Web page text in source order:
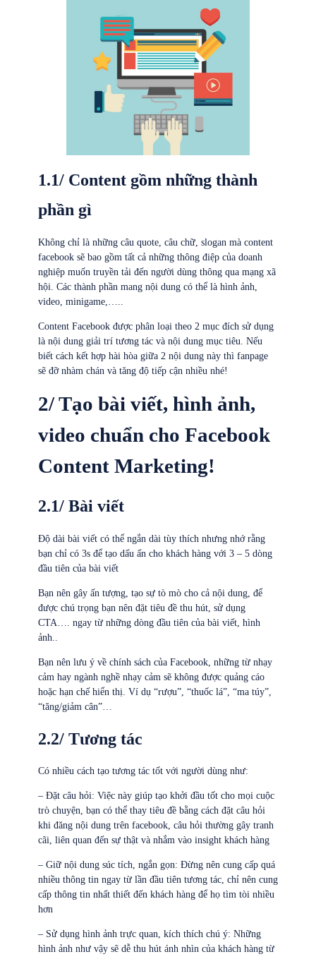
1.1/ Content gồm những thành
phần gì
Không chỉ là những câu quote, câu chữ, slogan mà content
facebook sẽ bao gồm tất cả những thông điệp của doanh
nghiệp muốn truyền tải đến người dùng thông qua mạng xã
hội. Các thành phần mang nội dung có thể là hình ảnh,
video, minigame,…..
Content Facebook được phân loại theo 2 mục đích sử dụng
là nội dung giải trí tương tác và nội dung mục tiêu. Nếu
biết cách kết hợp hài hòa giữa 2 nội dung này thì fanpage
sẽ đỡ nhàm chán và tăng độ tiếp cận nhiều nhé!
2/ Tạo bài viết, hình ảnh,
video chuẩn cho Facebook
Content Marketing!
2.1/ Bài viết
Độ dài bài viết có thể ngắn dài tùy thích nhưng nhớ rằng
bạn chỉ có 3s để tạo dấu ấn cho khách hàng với 3 – 5 dòng
đầu tiên của bài viết
Bạn nên gây ấn tượng, tạo sự tò mò cho cả nội dung, để
được chú trọng bạn nên đặt tiêu đề thu hút, sử dụng
CTA…. ngay từ những dòng đầu tiên của bài viết, hình
ảnh..
Bạn nên lưu ý về chính sách của Facebook, những từ nhạy
cảm hay ngành nghề nhạy cảm sẽ không được quảng cáo
hoặc hạn chế hiển thị. Ví dụ “rượu”, “thuốc lá”, “ma túy”,
“tăng/giảm cân”…
2.2/ Tương tác
Có nhiều cách tạo tương tác tốt với người dùng như:
– Đặt câu hỏi: Việc này giúp tạo khởi đầu tốt cho mọi cuộc
trò chuyện, bạn có thể thay tiêu đề bằng cách đặt câu hỏi
khi đăng nội dung trên facebook, câu hỏi thường gây tranh
cãi, liên quan đến sự thật và nhắm vào insight khách hàng
– Giữ nội dung súc tích, ngắn gọn: Đừng nên cung cấp quá
nhiều thông tin ngay từ lần đầu tiên tương tác, chỉ nên cung
cấp thông tin nhất thiết đến khách hàng để họ tìm tòi nhiều
hơn
– Sử dụng hình ảnh trực quan, kích thích chú ý: Những
hình ảnh như vậy sẽ dễ thu hút ánh nhìn của khách hàng từ